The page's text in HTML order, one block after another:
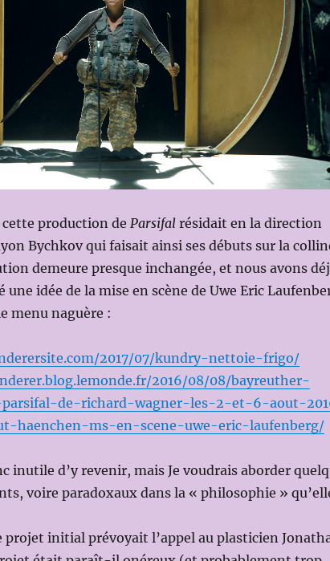
production de Parsifalrésidait en la direction
Bychkov qui faisait ainsi ses débuts sur la
demeure presque inchangée, et nous avons
idée de la mise en scène de Uwe Eric
menu naguère :
2017/07/kundry-nettoie-frigo/
2016/08/08/bayreuther-
parsifal-de-richard-wagner-les-2-et-6-aout-
haenchen-ms-en-scene-uwe-eric-laufenberg/
inutile d’y revenir, mais Je voudrais aborder
voire paradoxaux dans la « philosophie »
projet initial prévoyait l’appel au plasticien